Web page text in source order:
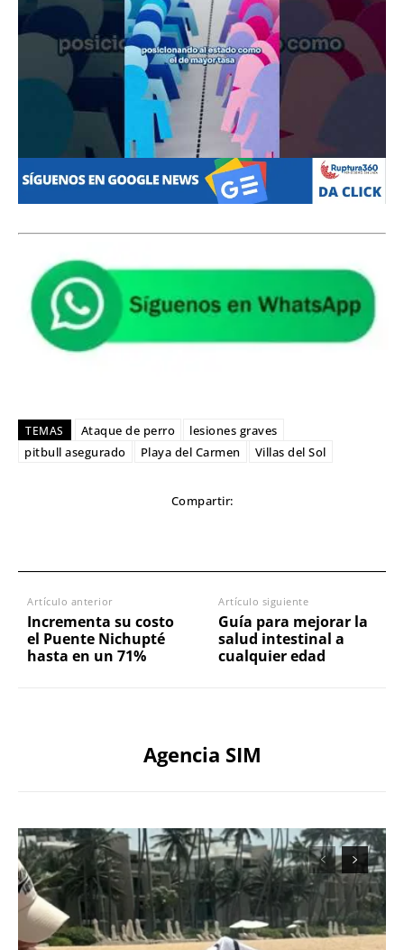
TEMAS Ataque de perro
lesiones graves
pitbull asegurado
Playa del Carmen Villas del Sol
Compartir:
Artículo anterior
Incrementa su costo
el Puente Nichupté
hasta en un 71%
Artículo siguiente
Guía para mejorar la
salud intestinal a
cualquier edad
Agencia SIM